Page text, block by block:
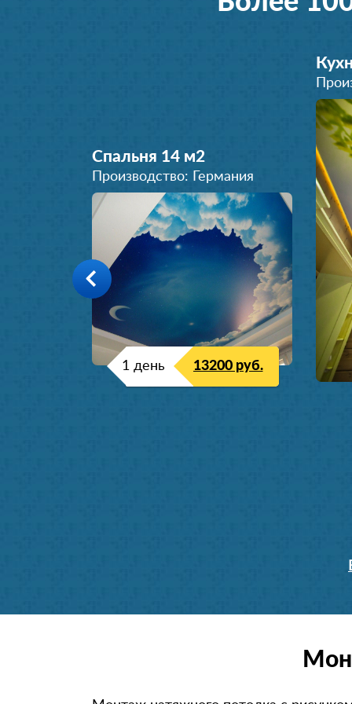
Спальня 14 м2
Производство: Германия
1 день 13200 руб.